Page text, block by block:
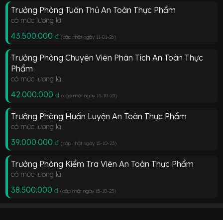
Trưởng Phòng Tuân Thủ An Toàn Thực Phẩm
có mức lương là
43.500.000 đ (cập nhật ngày 11-01-26)
Trưởng Phòng Chuyên Viên Phân Tích An Toàn Thực
Phẩm
có mức lương là
42.000.000 đ (cập nhật ngày 15-10-23)
Trưởng Phòng Huấn Luyện An Toàn Thực Phẩm
có mức lương là
39.000.000 đ (cập nhật ngày 15-10-23)
Trưởng Phòng Kiểm Tra Viên An Toàn Thực Phẩm
có mức lương là
38.500.000 đ (cập nhật ngày 15-10-23)